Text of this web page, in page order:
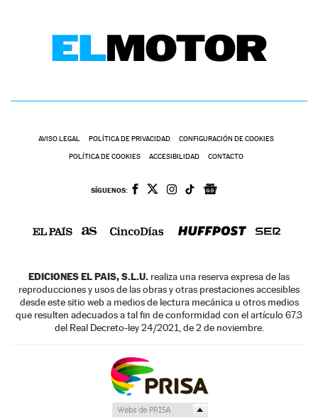
AVISO LEGAL POLÍTICA DE PRIVACIDAD CONFIGURACIÓN DE COOKIES
POLÍTICA DE COOKIES ACCESIBILIDAD CONTACTO
SÍGUENOS:
EDICIONES EL PAIS, S.L.U. realiza una reserva expresa de las
reproducciones y usos de las obras y otras prestaciones accesibles
desde este sitio web a medios de lectura mecánica u otros medios
que resulten adecuados a tal fin de conformidad con el artículo 67.3
del Real Decreto-ley 24/2021, de 2 de noviembre.